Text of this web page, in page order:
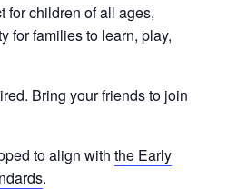
for children of all ages,
for families to learn, play,
Bring your friends to join
to align withthe Early
.